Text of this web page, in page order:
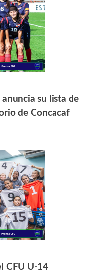
su lista de
de Concacaf
CFU U-14